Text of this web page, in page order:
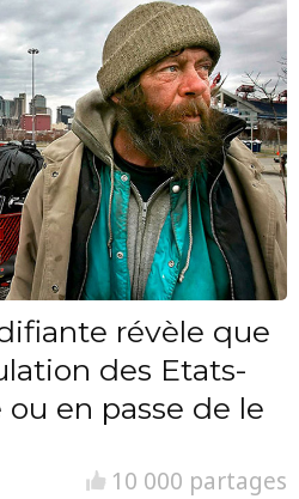
révèle que
des Etats-
en passe de le
10 000 partages